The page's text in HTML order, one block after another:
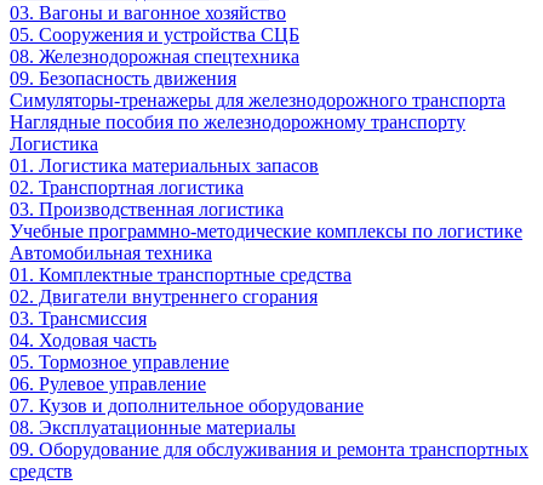
03. Вагоны и вагонное хозяйство
05. Сооружения и устройства СЦБ
08. Железнодорожная спецтехника
09. Безопасность движения
Симуляторы-тренажеры для железнодорожного транспорта
Наглядные пособия по железнодорожному транспорту
Логистика
01. Логистика материальных запасов
02. Транспортная логистика
03. Производственная логистика
Учебные программно-методические комплексы по логистике
Автомобильная техника
01. Комплектные транспортные средства
02. Двигатели внутреннего сгорания
03. Трансмиссия
04. Ходовая часть
05. Тормозное управление
06. Рулевое управление
07. Кузов и дополнительное оборудование
08. Эксплуатационные материалы
09. Оборудование для обслуживания и ремонта транспортных
средств